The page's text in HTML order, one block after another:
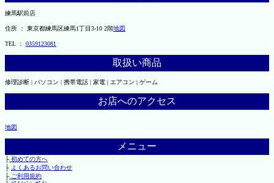
練馬駅前店
住所 ： 東京都練馬区練馬1丁目3-10 2階地図
TEL ： 0359123081
取扱い商品
修理診断 | パソコン | 携帯電話 | 家電 | エアコン | ゲーム
お店へのアクセス
地図
メニュー
├初めての方へ
├ よくあるお問い合わせ
├ご利用規約